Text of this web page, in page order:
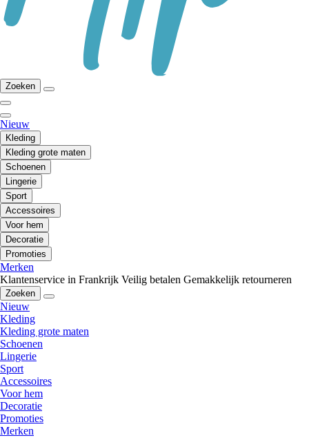
Zoeken
Nieuw
Kleding
Kleding grote maten
Schoenen
Lingerie
Sport
Accessoires
Voor hem
Decoratie
Promoties
Merken
Klantenservice in Frankrijk Veilig betalen Gemakkelijk retourneren
Zoeken
Nieuw
Kleding
Kleding grote maten
Schoenen
Lingerie
Sport
Accessoires
Voor hem
Decoratie
Promoties
Merken